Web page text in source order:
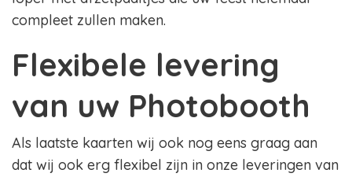
compleet zullen maken.
Flexibele levering
van uw Photobooth
Als laatste kaarten wij ook nog eens graag aan
dat wij ook erg flexibel zijn in onze leveringen van